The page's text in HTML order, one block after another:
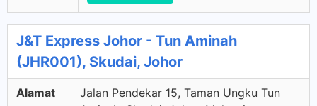
J&T Express Johor - Tun Aminah
(JHR001), Skudai, Johor
Alamat
Jalan Pendekar 15, Taman Ungku Tun